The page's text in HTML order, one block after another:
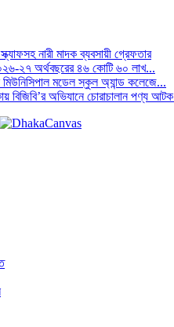
নারী মাদক ব্যবসায়ী গ্রেফতার
২৭ অর্থবছরের ৪৬ কোটি ৬০ লাখ...
মিউনিসিপাল মডেল স্কুল অ্যান্ড কলেজে...
বিজিবি’র অভিযানে চোরাচালান পণ্য আটক